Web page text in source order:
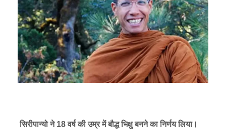
सिरीपान्यो ने 18 वर्ष की उम्र में बौद्ध भिक्षु बनने का निर्णय लिया।